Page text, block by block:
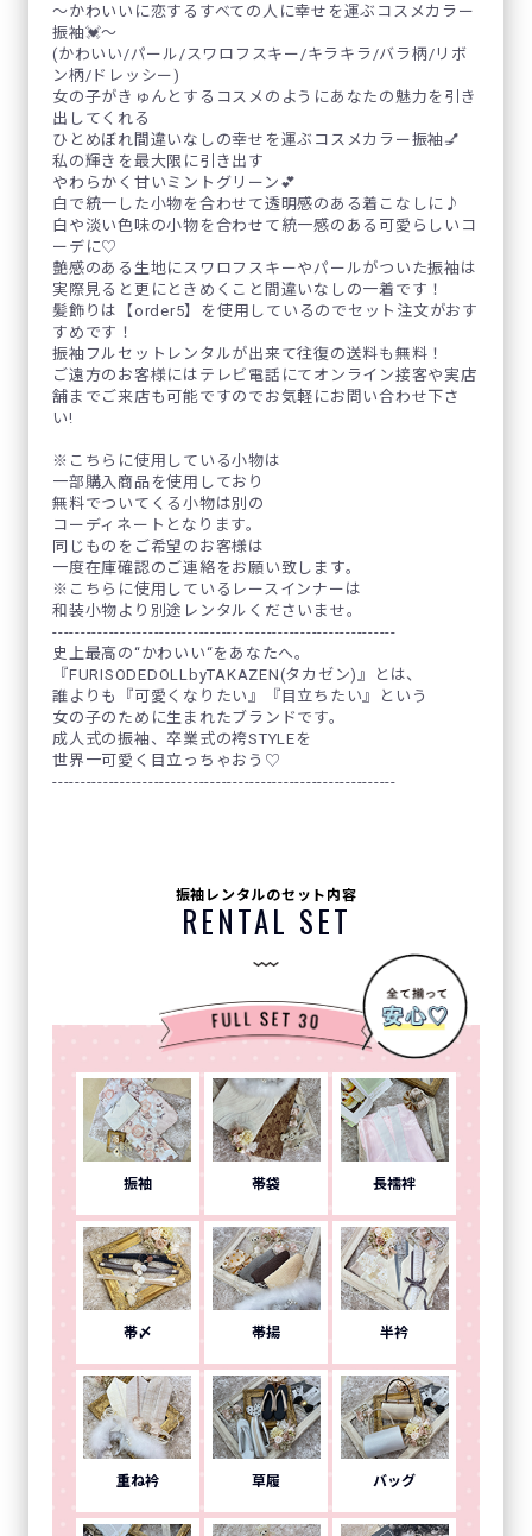
～かわいいに恋するすべての人に幸せを運ぶコスメカラー
振袖💓～
(かわいい/パール/スワロフスキー/キラキラ/バラ柄/リボ
ン柄/ドレッシー)
女の子がきゅんとするコスメのようにあなたの魅力を引き
出してくれる
ひとめぼれ間違いなしの幸せを運ぶコスメカラー振袖💅
私の輝きを最大限に引き出す
やわらかく甘いミントグリーン💕
白で統一した小物を合わせて透明感のある着こなしに♪
白や淡い色味の小物を合わせて統一感のある可愛らしいコ
ーデに♡
艶感のある生地にスワロフスキーやパールがついた振袖は
実際見ると更にときめくこと間違いなしの一着です！
髪飾りは【order5】を使用しているのでセット注文がおす
すめです！
振袖フルセットレンタルが出来て往復の送料も無料！
ご遠方のお客様にはテレビ電話にてオンライン接客や実店
舗までご来店も可能ですのでお気軽にお問い合わせ下さ
い!
※こちらに使用している小物は
一部購入商品を使用しており
無料でついてくる小物は別の
コーディネートとなります。
同じものをご希望のお客様は
一度在庫確認のご連絡をお願い致します。
※こちらに使用しているレースインナーは
和装小物より別途レンタルくださいませ。
-------------------------------------------------------------
史上最高の“かわいい“をあなたへ。
『FURISODEDOLLbyTAKAZEN(タカゼン)』とは、
誰よりも『可愛くなりたい』『目立ちたい』という
女の子のために生まれたブランドです。
成人式の振袖、卒業式の袴STYLEを
世界一可愛く目立っちゃおう♡
-------------------------------------------------------------
振袖レンタルのセット内容
RENTAL SET
振袖 帯袋 長襦袢
帯〆 帯揚 半衿
重ね衿 草履 バッグ